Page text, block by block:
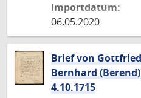
Importdatum:
06.05.2020
Brief von
Bernhard
4.10.1715